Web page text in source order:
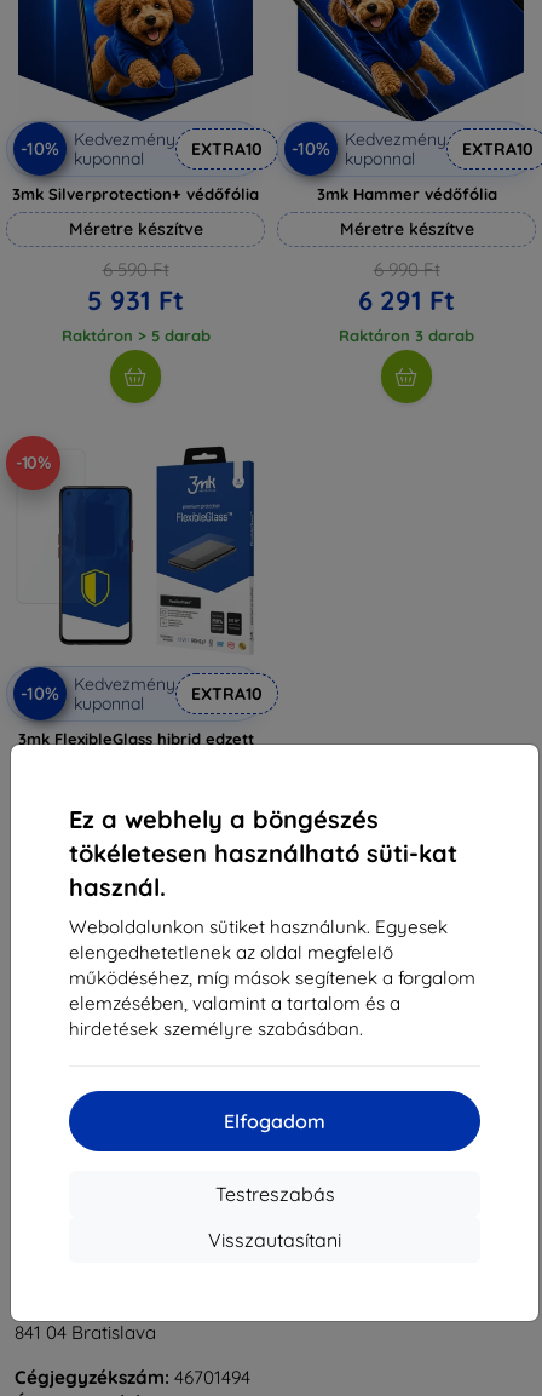
Ez a webhely a böngészés
tökéletesen használható süti-kat
használ.
Weboldalunkon sütiket használunk. Egyesek
elengedhetetlenek az oldal megfelelő
működéséhez, míg mások segítenek a forgalom
elemzésében, valamint a tartalom és a
hirdetések személyre szabásában.
Elfogadom
Testreszabás
Visszautasítani
-10%
Kedvezmény
kuponnal
EXTRA10
3mk Silverprotection+ védőfólia
Méretre készítve
6 590 Ft
5 931 Ft
Raktáron > 5 darab
-10%
Kedvezmény
kuponnal
EXTRA10
3mk Hammer védőfólia
Méretre készítve
6 990 Ft
6 291 Ft
Raktáron 3 darab
-10%
-10%
Kedvezmény
kuponnal
EXTRA10
3mk FlexibleGlass hibrid edzett
3 230 Ft
Raktáron > 5 darab
Összes találat5.
841 04 Bratislava
Cégjegyzékszám: 46701494